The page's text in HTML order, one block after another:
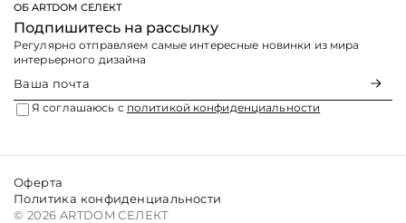
ОБ ARTDOM СЕЛЕКТ
Подпишитесь на рассылку
Регулярно отправляем самые интересные новинки из мира
интерьерного дизайна
Я соглашаюсь с политикой конфиденциальности
© 2026 ARTDOM СЕЛЕКТ
Оферта
Политика конфиденциальности